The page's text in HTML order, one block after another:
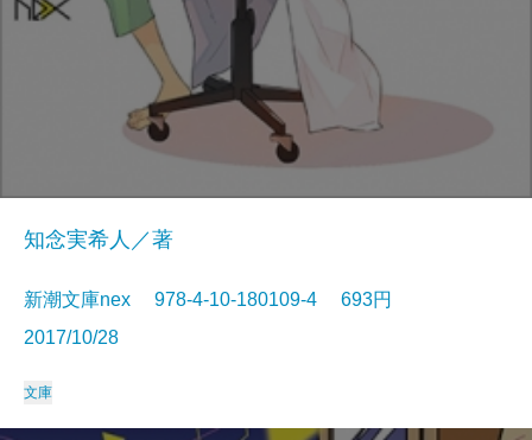
知念実希人／著
新潮文庫nex 978-4-10-180109-4 693円
2017/10/28
文庫